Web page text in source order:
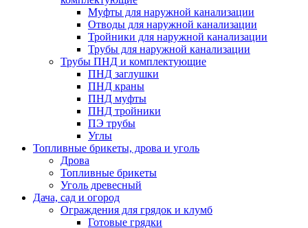
Муфты для наружной канализации
Отводы для наружной канализации
Тройники для наружной канализации
Трубы для наружной канализации
Трубы ПНД и комплектующие
ПНД заглушки
ПНД краны
ПНД муфты
ПНД тройники
ПЭ трубы
Углы
Топливные брикеты, дрова и уголь
Дрова
Топливные брикеты
Уголь древесный
Дача, сад и огород
Ограждения для грядок и клумб
Готовые грядки